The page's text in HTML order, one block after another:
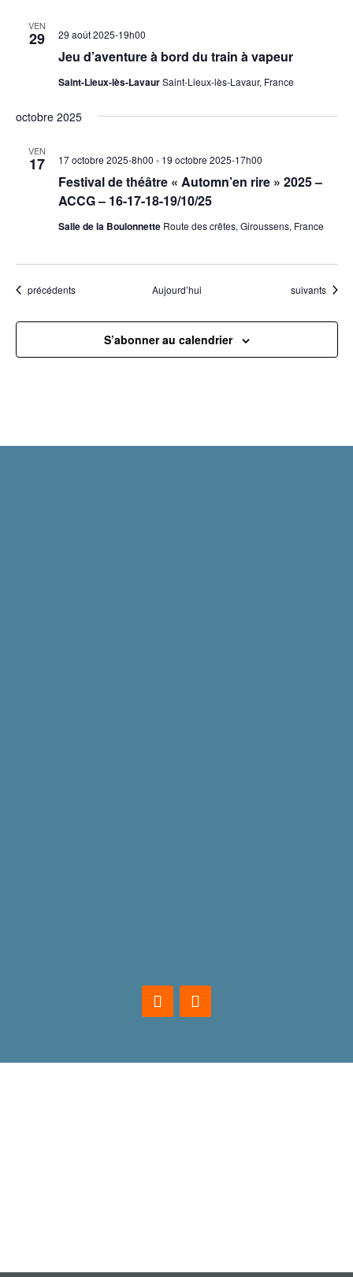
VEN
29
Jeu d’aventure à bord du train à vapeur
29 août 2025-19h00
Saint-Lieux-lès-LavaurSaint-Lieux-lès-Lavaur, France
octobre 2025
VEN
17
Festival de théâtre « Automn’en rire » 2025 –
ACCG – 16-17-18-19/10/25
17 octobre 2025-8h00 - 19 octobre 2025-17h00
Salle de la Boulonnette Route des crêtes, Giroussens, France
Évènements
précédents Aujourd’hui Évènements
suivants
S’abonner au calendrier